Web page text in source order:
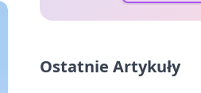
Ostatnie Artykuły